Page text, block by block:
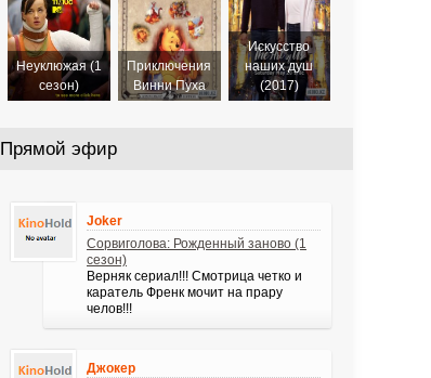
Неуклюжая (1
сезон)
Приключения
Винни Пуха
Искусство
наших душ
(2017)
Прямой эфир
Joker
Сорвиголова: Рожденный заново (1
сезон)
Верняк сериал!!! Смотрица четко и
каратель Френк мочит на прару
челов!!!
Джокер